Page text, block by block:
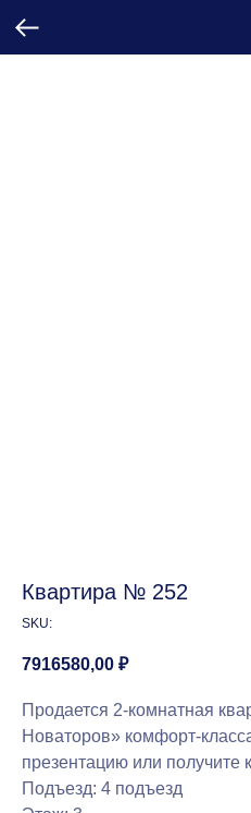
Квартира № 252
SKU:
7916580,00 ₽
Продается 2-комнатная
Новаторов» комфорт-
презентацию или получите
Подъезд: 4 подъезд